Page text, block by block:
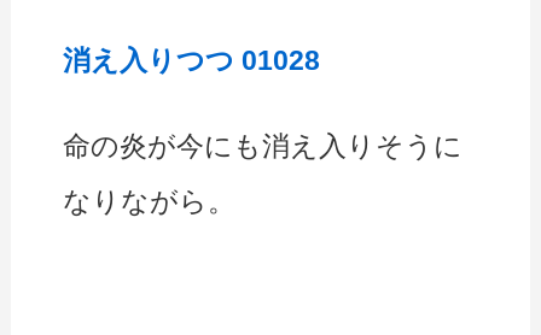
消え入りつつ 01028
命の炎が今にも消え入りそうに
なりながら。